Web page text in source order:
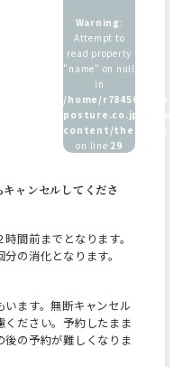
講座 / 採用情報
Warning:
Attempt to
read property
"name" on null
in
/home/r7845083/
posture.co.jp/wp/wp-
content/themes/
on line 29
ャンセルしてくださ
間前までとなります。
の消化となります。
ます。無断キャンセル
ださい。予約したまま
の予約が難しくなりま